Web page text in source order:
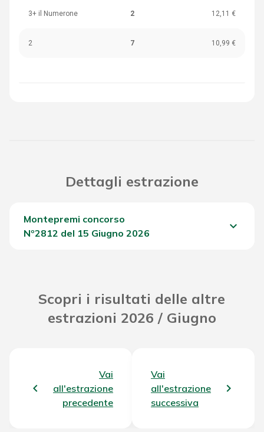
3+ il Numerone 2 12,11 €
2 7 10,99 €
Dettagli estrazione
Montepremi concorso
Nº2812 del 15 Giugno 2026
keyboard_arrow_down
Scopri i risultati delle altre
estrazioni 2026 / Giugno
Vai
all'estrazione
precedente
Vai
all'estrazione
successiva